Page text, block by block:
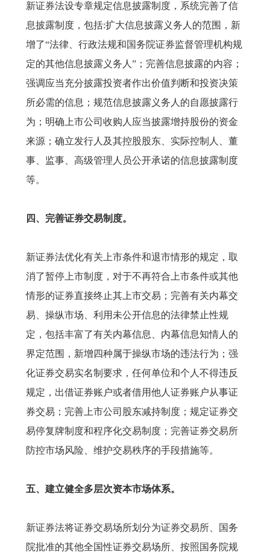
新证券法设专章规定信息披露制度，系统完善了信
息披露制度，包括:扩大信息披露义务人的范围，新
增了“法律、行政法规和国务院证券监督管理机构规
定的其他信息披露义务人”；完善信息披露的内容；
强调应当充分披露投资者作出价值判断和投资决策
所必需的信息；规范信息披露义务人的自愿披露行
为；明确上市公司收购人应当披露增持股份的资金
来源；确立发行人及其控股股东、实际控制人、董
事、监事、高级管理人员公开承诺的信息披露制度
等。
四、完善证券交易制度。
新证券法优化有关上市条件和退市情形的规定，取
消了暂停上市制度，对于不再符合上市条件或其他
情形的证券直接终止其上市交易；完善有关内幕交
易、操纵市场、利用未公开信息的法律禁止性规
定，包括丰富了有关内幕信息、内幕信息知情人的
界定范围，新增四种属于操纵市场的违法行为；强
化证券交易实名制要求，任何单位和个人不得违反
规定，出借证券账户或者借用他人证券账户从事证
券交易；完善上市公司股东减持制度；规定证券交
易停复牌制度和程序化交易制度；完善证券交易所
防控市场风险、维护交易秩序的手段措施等。
五、建立健全多层次资本市场体系。
新证券法将证券交易场所划分为证券交易所、国务
院批准的其他全国性证券交易场所、按照国务院规